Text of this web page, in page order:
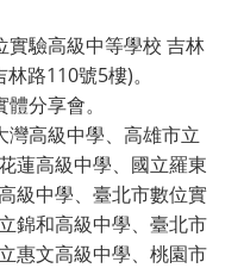
實驗高級中等學校 吉林
路110號5樓)。
分享會。
灣高級中學、高雄市立
蓮高級中學、國立羅東
級中學、臺北市數位實
錦和高級中學、臺北市
惠文高級中學、桃園市